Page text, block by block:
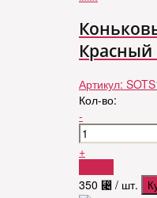
Красный
Артикул:
Кол-во:
-
+
350 ⃄ / шт.